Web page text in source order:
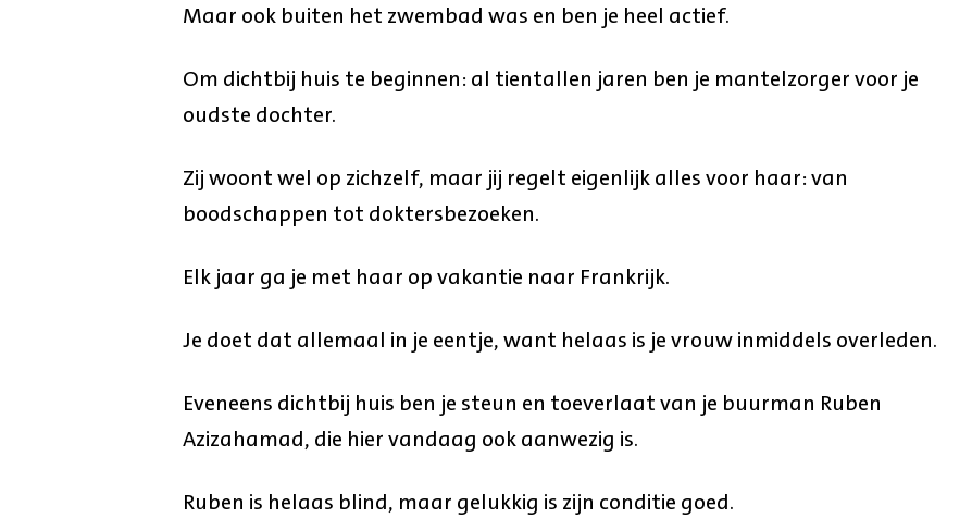
Maar ook buiten het zwembad was en ben je heel actief.
Om dichtbij huis te beginnen: al tientallen jaren ben je mantelzorger voor je
oudste dochter.
Zij woont wel op zichzelf, maar jij regelt eigenlijk alles voor haar: van
boodschappen tot doktersbezoeken.
Elk jaar ga je met haar op vakantie naar Frankrijk.
Je doet dat allemaal in je eentje, want helaas is je vrouw inmiddels overleden.
Eveneens dichtbij huis ben je steun en toeverlaat van je buurman Ruben
Azizahamad, die hier vandaag ook aanwezig is.
Ruben is helaas blind, maar gelukkig is zijn conditie goed.